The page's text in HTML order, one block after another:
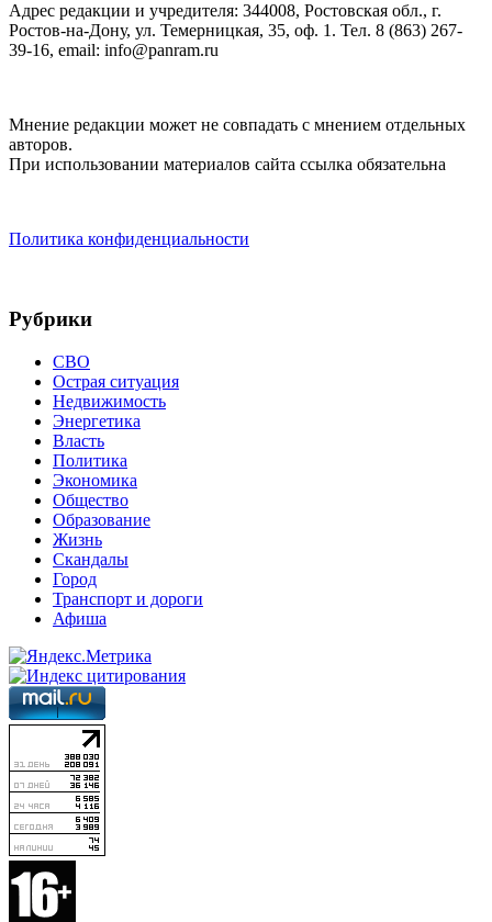
Адрес редакции и учредителя: 344008, Ростовская обл., г.
Ростов-на-Дону, ул. Темерницкая, 35, оф. 1. Тел. 8 (863) 267-
39-16, email: info@panram.ru
Мнение редакции может не совпадать с мнением отдельных
авторов.
При использовании материалов сайта ссылка обязательна
Политика конфиденциальности
Рубрики
СВО
Острая ситуация
Недвижимость
Энергетика
Власть
Политика
Экономика
Общество
Образование
Жизнь
Скандалы
Город
Транспорт и дороги
Афиша